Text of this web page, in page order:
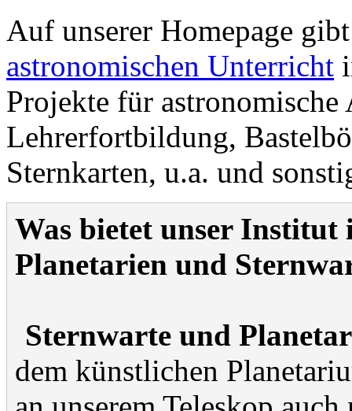
Auf unserer Homepage
astronomischen Unterricht
Projekte für
Lehrerfortbildung,
Sternkarten, u.a. und
Was bietet unser Institut
Planetarien und
Sternwarte und
dem künstlichen